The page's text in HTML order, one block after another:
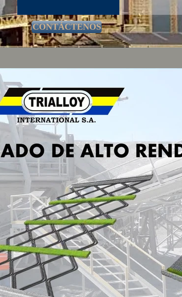
CONTÁCTENOS